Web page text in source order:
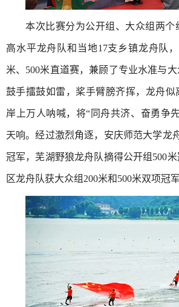
本次比赛分为公开组、大众组两个
高水平龙舟队和当地17支乡镇龙舟队
米、500米直道赛，兼顾了专业水准与大
鼓手擂鼓如雷，桨手臂膀齐挥，龙舟似
岸上万人呐喊，将“同舟共济、奋勇争
天响。经过激烈角逐，安庆师范大学龙
冠军，芜湖野狼龙舟队摘得公开组500
区龙舟队获大众组200米和500米双项冠军